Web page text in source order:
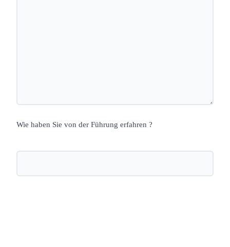
Wie haben Sie von der Führung erfahren ?